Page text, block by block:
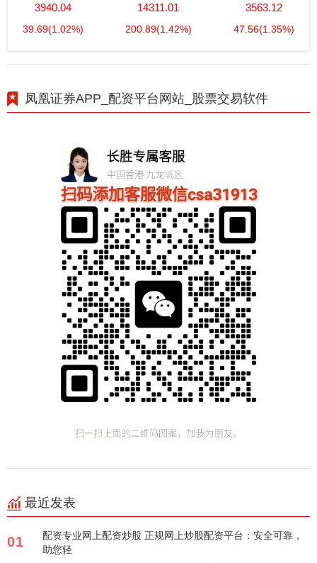
3940.04
39.69(1.02%)
14311.01
200.89(1.42%)
3563.12
47.56(1.35%)
凤凰证券APP_配资平台网站_股票交易软件
最近发表
01
配资专业网上配资炒股 正规网上炒股配资平台：安全可靠，
助您轻